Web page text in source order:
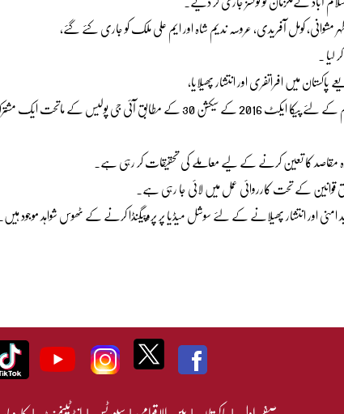
مشوانی، کومل آفریدی، عروسہ ندیم شاہ اور ایم علی ملک کو جاری کئے گئے،
میں افراتفری اور انتشار پھیلایا،
وفاقی حکومت نے سوشل میڈیا پر جرائم کی روک تھام کے لئے پیکا ایکٹ 2016 کے سیکشن 30 کے مطابق آئی جی پولیس کے ماتحت
کا تعین کرنے کے لیے معاملے کی تحقیقات کر رہی ہے۔
کے تحت کارروائی عمل میں لائی جا رہی ہے۔
انتشار پھیلانے کے لئے سوشل میڈیا پر پروپیگنڈا کرنے کے ٹھوس شواہد موجود